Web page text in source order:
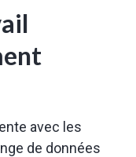
avec les
de données